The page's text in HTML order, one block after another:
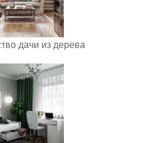
дачи из дерева